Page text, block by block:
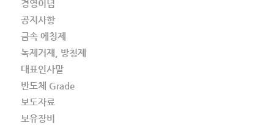
경영이념
공지사항
금속 에칭제
녹제거제, 방청제
대표인사말
반도체 Grade
보도자료
보유장비